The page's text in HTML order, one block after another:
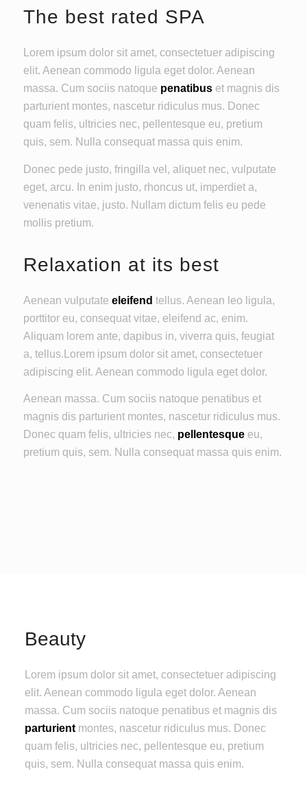
The best rated SPA
Lorem ipsum dolor sit amet, consectetuer adipiscing
elit. Aenean commodo ligula eget dolor. Aenean
massa. Cum sociis natoque penatibuset magnis dis
parturient montes, nascetur ridiculus mus. Donec
quam felis, ultricies nec, pellentesque eu, pretium
quis, sem. Nulla consequat massa quis enim.
Donec pede justo, fringilla vel, aliquet nec, vulputate
eget, arcu. In enim justo, rhoncus ut, imperdiet a,
venenatis vitae, justo. Nullam dictum felis eu pede
mollis pretium.
Relaxation at its best
Aenean vulputate eleifend tellus. Aenean leo ligula,
porttitor eu, consequat vitae, eleifend ac, enim.
Aliquam lorem ante, dapibus in, viverra quis, feugiat
a, tellus.Lorem ipsum dolor sit amet, consectetuer
adipiscing elit. Aenean commodo ligula eget dolor.
Aenean massa. Cum sociis natoque penatibus et
magnis dis parturient montes, nascetur ridiculus mus.
Donec quam felis, ultricies nec, pellentesqueeu,
pretium quis, sem. Nulla consequat massa quis enim.
Beauty
Lorem ipsum dolor sit amet, consectetuer adipiscing
elit. Aenean commodo ligula eget dolor. Aenean
massa. Cum sociis natoque penatibus et magnis dis
parturientmontes, nascetur ridiculus mus. Donec
quam felis, ultricies nec, pellentesque eu, pretium
quis, sem. Nulla consequat massa quis enim.